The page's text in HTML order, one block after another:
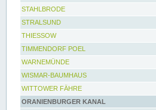
STAHLBRODE
STRALSUND
THIESSOW
TIMMENDORF POEL
WARNEMÜNDE
WISMAR-BAUMHAUS
WITTOWER FÄHRE
ORANIENBURGER KANAL